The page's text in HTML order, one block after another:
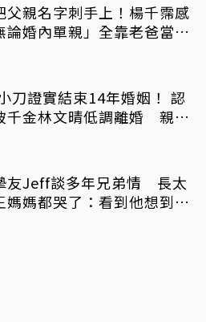
父親名字刺手上！楊千霈感
論婚內單親」全靠老爸當後
刀證實結束14年婚姻！ 認
千金林文晴低調離婚 親發
友Jeff談多年兄弟情 長太
媽媽都哭了：看到他想到兒